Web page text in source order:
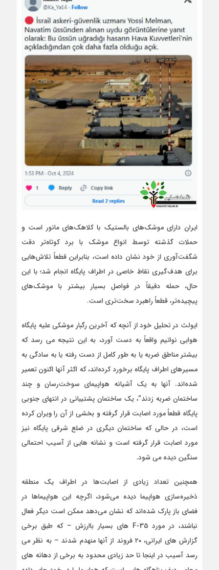
ایران دارای موشک‌های بالستیک با کلاهک‌های مانور است و
حملات گذشته توسط انواع موشک با برد کوتاه‌تر دقت
شگفت‌آوری از خود نشان داده است، بنابراین قطعاً تلاش‌هایی
برای هدف‌گیری نقاط خاصی در اطراف پایگاه انجام شد؛ با این
حال، حمله دقیقاً در فواصل بسیار بیشتر با موشک‌های
پیچیده‌تر، قطعاً راهبرد سخت‌تری است.
ایولث در تحلیل خود از آنچه که آخرین رگبار موشکی علیه پایگاه
هوایی نواتیم واقعاً به دست آورد، به این نتیجه می رسد که
بیشتر مناطق ضربه یا به طور کامل از دست رفته یا به سادگی به
مسیر‌های اطراف پایگاه برخورد کرده‌اند، که اکثر آنها اکنون تعمیر
شده‌اند. آنها به یک آشیانه هواپیمای سوخت‌رسان و چند
ساختمان ضربه زدند”، یک ساختمان پشتیبانی در انتهای جنوبی
پایگاه قطعاً مورد اصابت قرار گرفته و بخشی از آن را ویران کرده
است، در حالی که ساختمان دیگری در ضلع شرقی پایگاه نیز
مورد اصابت قرار گرفته است و نشانه هایی از آسیب احتمالی
سنگین دیده می شود.
همچنین تعداد زیادی از اصابت‌ها در اطراف یک منطقه
ذخیره‌سازی هواپیما دیده می‌شود، اگرچه این هواپیماها در
فضای باز پارک شده‌اند که نشان می‌دهد ممکن است دیگر فعال
نباشند، در مورد F-35 های بسیار باارزش – که طبق برخی
گزارش های ایرانی، ۲۰ فروند از آنها منهدم شدند – به نظر می
رسد آسیب در اینجا تا حد زیادی محدود به برخی از دهانه های